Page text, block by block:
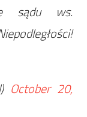
sądu ws.
October 20,